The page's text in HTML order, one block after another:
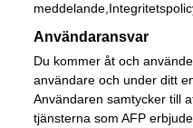
meddelande,
Användaransvar
Du kommer åt och
användare och under ditt
Användaren samtycker till
tjänsterna som AFP